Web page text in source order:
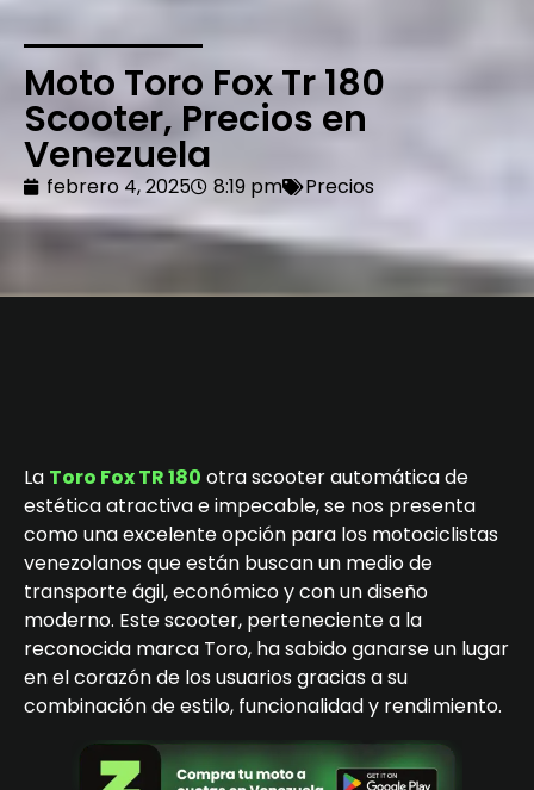
Moto Toro Fox Tr 180
Scooter, Precios en
Venezuela
febrero 4, 2025 8:19 pm Precios
La Toro Fox TR 180 otra scooter automática de
estética atractiva e impecable, se nos presenta
como una excelente opción para los motociclistas
venezolanos que están buscan un medio de
transporte ágil, económico y con un diseño
moderno. Este scooter, perteneciente a la
reconocida marca Toro, ha sabido ganarse un lugar
en el corazón de los usuarios gracias a su
combinación de estilo, funcionalidad y rendimiento.